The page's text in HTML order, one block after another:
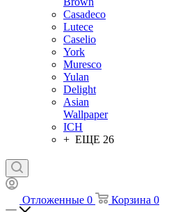
Casadeco
Lutece
Caselio
York
Muresco
Yulan
Delight
Asian
Wallpaper
ICH
+ ЕЩЕ 26
Отложенные 0 Корзина 0